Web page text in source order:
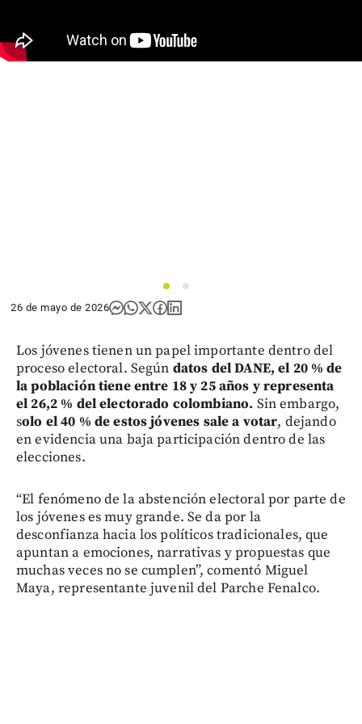
1
2
26 de mayo de 2026
Los jóvenes tienen un papel importante dentro del
proceso electoral. Según datos del DANE, el 20 % de
la población tiene entre 18 y 25 años y representa
el 26,2 % del electorado colombiano. Sin embargo,
solo el 40 % de estos jóvenes sale a votar, dejando
en evidencia una baja participación dentro de las
elecciones.
“El fenómeno de la abstención electoral por parte de
los jóvenes es muy grande. Se da por la
desconfianza hacia los políticos tradicionales, que
apuntan a emociones, narrativas y propuestas que
muchas veces no se cumplen”, comentó Miguel
Maya, representante juvenil del Parche Fenalco.